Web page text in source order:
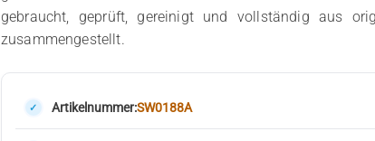
gebraucht, geprüft, gereinigt und vollständig aus
zusammengestellt.
Artikelnummer:SW0188A